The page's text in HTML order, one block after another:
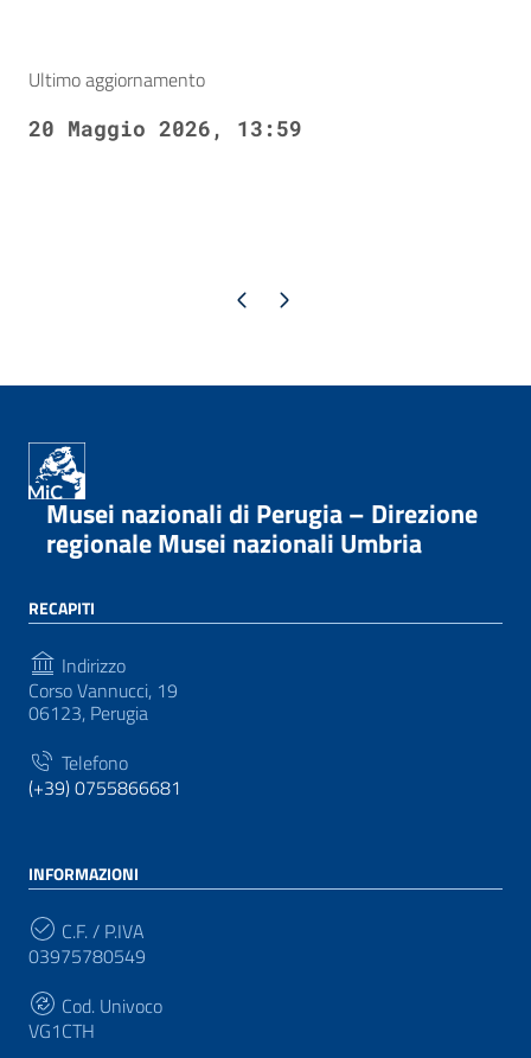
Ultimo aggiornamento
20 Maggio 2026, 13:59
Pagina precedente
Pagina successiva
Musei nazionali di Perugia – Direzione
regionale Musei nazionali Umbria
RECAPITI
Indirizzo
Corso Vannucci, 19
06123, Perugia
Telefono
(+39) 0755866681
INFORMAZIONI
C.F. / P.IVA
03975780549
Cod. Univoco
VG1CTH